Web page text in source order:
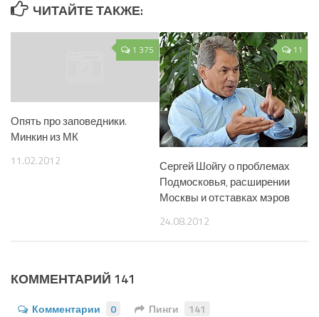
ЧИТАЙТЕ ТАКЖЕ:
1 375
Опять про заповедники.
Минкин из МК
11.02.2012
11
Сергей Шойгу о проблемах
Подмосковья, расширении
Москвы и отставках мэров
24.08.2012
КОММЕНТАРИЙ 141
Комментарии 0 Пинги 141